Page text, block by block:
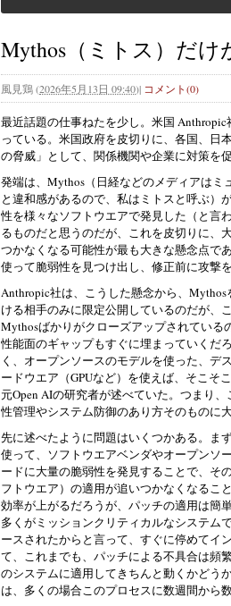
Mythos（ミトス）だけ
風見鶏(2026年5月13日 09:40)| コメント(0)
最近話題の仕事ねたを少し。米国
っている。米国政府を皮切りに、各国、日
の脅威」として、関係機関や企業に対策を
発端は、Mythos（日経などのメディアはミ
と違和感があるので、私はミトスと呼ぶ）
性を様々なソフトウエアで発見した（と言
るものだと思うのだが、これを皮切りに、
つかなくなる可能性が最も大きな懸念点で
使って脆弱性を見つけ出し、修正前に攻撃
Anthropic社は、こうした懸念から、
ける相手のみに限定公開しているのだが、
Mythosばかりがクローズアップされている
性能面のギャップもすぐに埋まっていくだ
く、オープンソースのモデルを使った、デ
ードウエア（GPUなど）を使えば、そこそ
元Open AIの研究者が述べていた。つまり
性管理やシステム防御のあり方そのものに
先に述べたように問題はいくつかある。ま
使って、ソフトウエアベンダやオープンソ
ードに大量の脆弱性を発見することで、そ
フトウエア）の適用が追いつかなくなるこ
効率が上がるだろうが、パッチの適用は簡
多くがミッションクリティカルなシステム
ースされたからと言って、すぐに停めてイ
て、これまでも、パッチによる不具合は頻
のシステムに適用してきちんと動くかどう
は、多くの場合このプロセスに数週間から